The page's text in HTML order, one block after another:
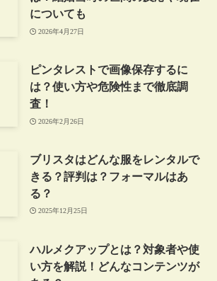
についても
2026年4月27日
ピンタレストで画像保存するに
は？使い方や危険性まで徹底調
査！
2026年2月26日
ブリスタはどんな服をレンタルで
きる？評判は？フォーマルはあ
る？
2025年12月25日
ハルメクアップとは？対象者や使
い方を解説！どんなコンテンツが